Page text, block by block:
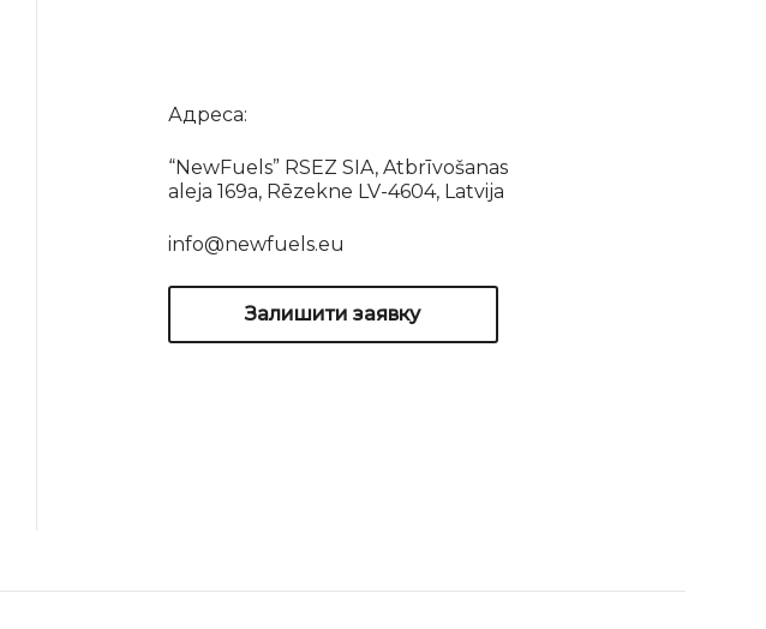
Адреса:
“NewFuels” RSEZ SIA, Atbrīvošanas
aleja 169a, Rēzekne LV-4604, Latvija
info@newfuels.eu
Залишити заявку